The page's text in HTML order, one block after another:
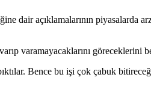
dair açıklamalarının piyasalarda
varamayacaklarını göreceklerini
Bence bu işi çok çabuk